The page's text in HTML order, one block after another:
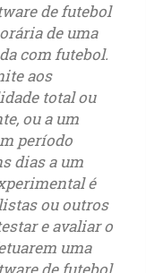
de futebol
de uma
com futebol.
aos
total ou
ou a um
período
dias a um
é
ou outros
e avaliar o
uma